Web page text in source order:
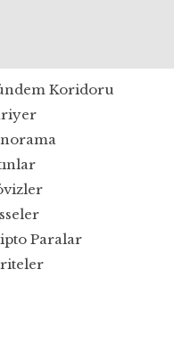
Koridoru
Paralar